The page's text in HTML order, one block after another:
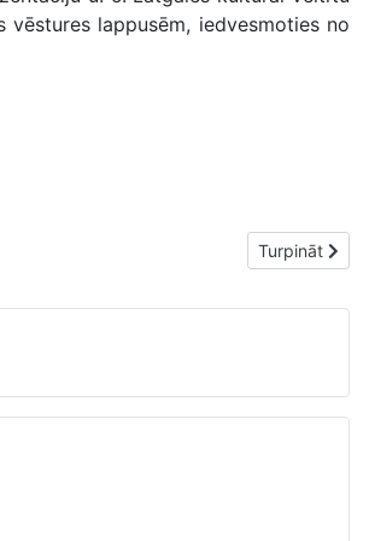
lappusēm, iedvesmoties no
Nākamais
Turpināt